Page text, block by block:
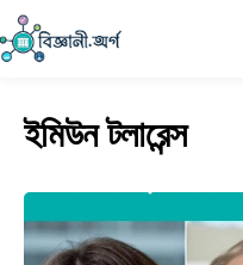
ইমিউন টলারেন্স